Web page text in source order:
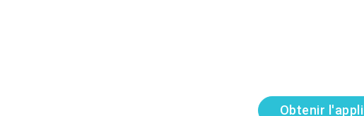
Obtenir l'appli